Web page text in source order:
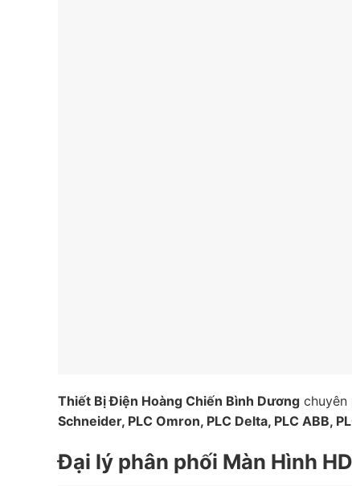
Thiết Bị Điện Hoàng Chiến Bình Dương
Schneider, PLC Omron, PLC Delta, PLC ABB,
Đại lý phân phối Màn Hình